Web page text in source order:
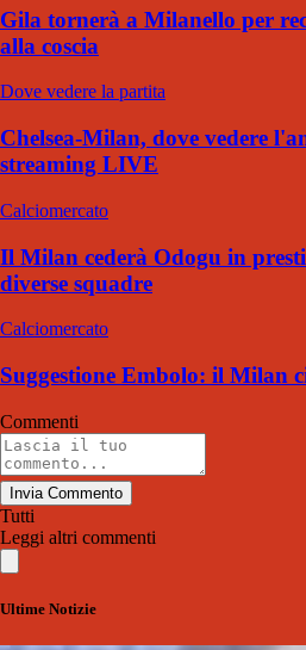
Gila tornerà a Milanello per
alla coscia
Dove vedere la partita
Chelsea-Milan, dove vedere
streaming LIVE
Calciomercato
Il Milan cederà Odogu in
diverse squadre
Calciomercato
Suggestione Embolo: il Milan
Commenti
Invia Commento
Tutti
Leggi altri commenti
Ultime Notizie